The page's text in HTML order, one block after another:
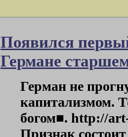
Появился
Германе
Герман не
капитализмом.
богом■. http://